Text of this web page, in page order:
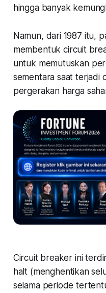
hingga banyak
Namun, dari 1987 itu,
membentukcircuit
untuk memutuskan
sementara saat terjadi
pergerakan harga
Circuit breaker ini
halt (menghentikan
selama periode